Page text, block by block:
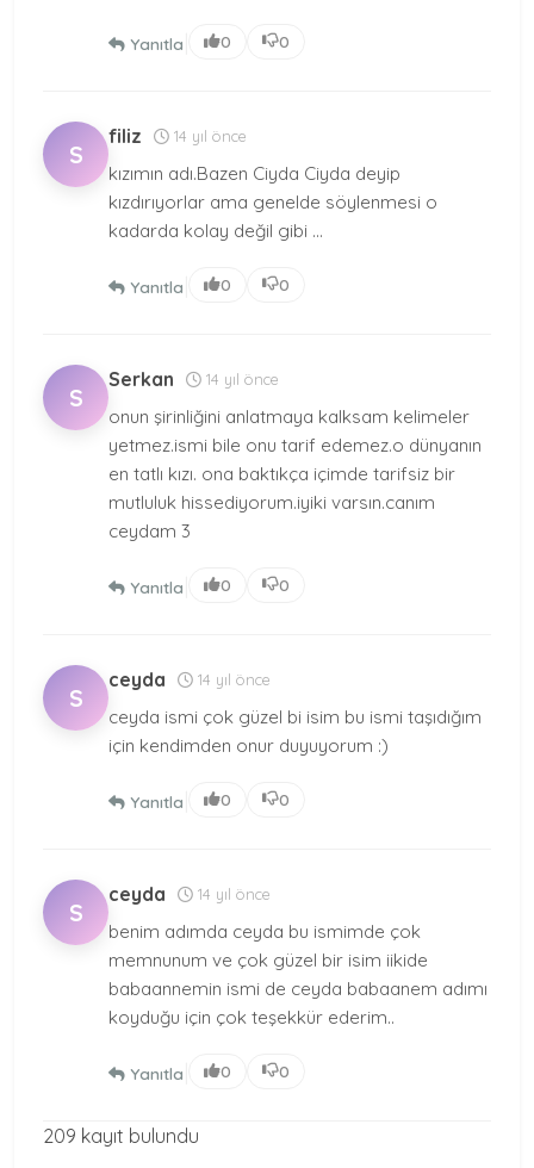
Yanıtla 0 0
S
filiz 14 yıl önce
kızımın adı.Bazen Ciyda Ciyda deyip
kızdırıyorlar ama genelde söylenmesi o
kadarda kolay değil gibi ...
Yanıtla 0 0
S
Serkan 14 yıl önce
onun şirinliğini anlatmaya kalksam kelimeler
yetmez.ismi bile onu tarif edemez.o dünyanın
en tatlı kızı. ona baktıkça içimde tarifsiz bir
mutluluk hissediyorum.iyiki varsın.canım
ceydam 3
Yanıtla 0 0
S
ceyda 14 yıl önce
ceyda ismi çok güzel bi isim bu ismi taşıdığım
için kendimden onur duyuyorum :)
Yanıtla 0 0
S
ceyda 14 yıl önce
benim adımda ceyda bu ismimde çok
memnunum ve çok güzel bir isim iikide
babaannemin ismi de ceyda babaanem adımı
koyduğu için çok teşekkür ederim..
Yanıtla 0 0
209 kayıt bulundu